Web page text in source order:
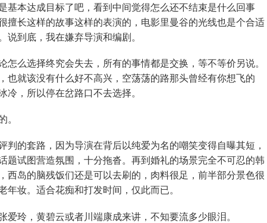
基本达成目标了吧，看到中间觉得怎么还不结束是什么回事
擅长这样的故事这样的表演的，电影里曼谷的光线也是个合适
。说到底，我在嫌弃导演和编剧。
么选择终究会失去，所有的事情都是交换 ，等不等价另说。
也就该没有什么好不高兴 ，空荡荡的路那头曾经有你想飞的
冷，所以停在岔路口不去选择。
判的套路 ，因为导演在背后以纯爱为名的嘲笑变得自曝其短，
题试图营造氛围 ，十分拖沓。再到婚礼的场景完全不可忍的韩
西岛的脑残饭们还是可以去刷的，肉料很足，前半部分景色很
年妆。适合花痴和打发时间 ，仅此而已。
爱玲 ，黄碧云或者川端康成来讲，不知要流多少眼泪。